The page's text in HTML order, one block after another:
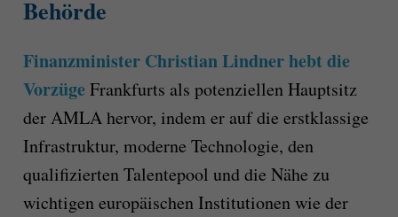
Behörde
Finanzminister Christian Lindner hebt die
VorzügeFrankfurts als potenziellen Hauptsitz
der AMLA hervor, indem er auf die erstklassige
Infrastruktur, moderne Technologie, den
qualifizierten Talentepool und die Nähe zu
wichtigen europäischen Institutionen wie der